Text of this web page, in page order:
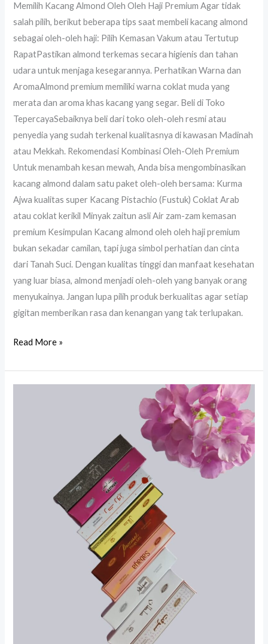
Memilih Kacang Almond Oleh Oleh Haji Premium Agar tidak
salah pilih, berikut beberapa tips saat membeli kacang almond
sebagai oleh-oleh haji: Pilih Kemasan Vakum atau Tertutup
RapatPastikan almond terkemas secara higienis dan tahan
udara untuk menjaga kesegarannya. Perhatikan Warna dan
AromaAlmond premium memiliki warna coklat muda yang
merata dan aroma khas kacang yang segar. Beli di Toko
TepercayaSebaiknya beli dari toko oleh-oleh resmi atau
penyedia yang sudah terkenal kualitasnya di kawasan Madinah
atau Mekkah. Rekomendasi Kombinasi Oleh-Oleh Premium
Untuk menambah kesan mewah, Anda bisa mengombinasikan
kacang almond dalam satu paket oleh-oleh bersama: Kurma
Ajwa kualitas super Kacang Pistachio (Fustuk) Coklat Arab
atau coklat kerikil Minyak zaitun asli Air zam-zam kemasan
premium Kesimpulan Kacang almond oleh oleh haji premium
bukan sekadar camilan, tapi juga simbol perhatian dan cinta
dari Tanah Suci. Dengan kualitas tinggi dan manfaat kesehatan
yang luar biasa, almond menjadi oleh-oleh yang banyak orang
menyukainya. Jangan lupa pilih produk berkualitas agar setiap
gigitan memberikan rasa dan kenangan yang tak terlupakan.
Read More »